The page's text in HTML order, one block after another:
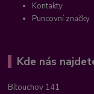
Kontakty
Puncovní značky
Kde nás
Bítouchov 141